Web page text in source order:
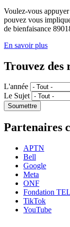
Voulez-vous
pouvez vous
de bienfaisance
En savoir plus
Trouvez des
L'année
Le Sujet
Partenaires
APTN
Bell
Google
Meta
ONF
Fondation
TikTok
YouTube